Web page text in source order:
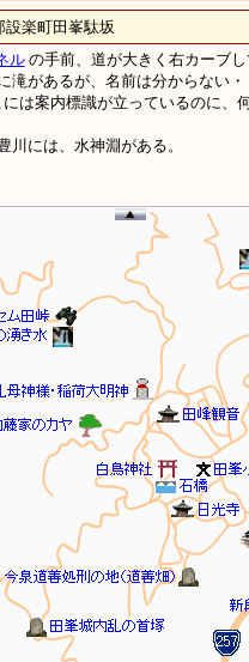
楽町田峯駄坂
ルの手前、道が大きく右カーブ
滝があるが、名前は分からない・
は案内標識が立っているのに、
川には、水神淵がある。